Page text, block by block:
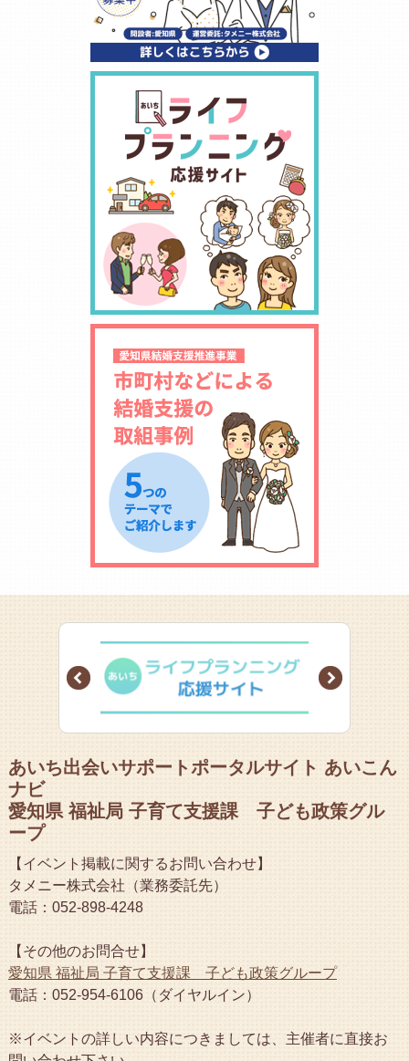
Prev Next
あいち出会いサポートポータルサイト あいこん
ナビ
愛知県 福祉局 子育て支援課 子ども政策グル
ープ
【イベント掲載に関するお問い合わせ】
タメニー株式会社（業務委託先）
電話：052-898-4248
【その他のお問合せ】
愛知県 福祉局 子育て支援課 子ども政策グループ
電話：052-954-6106（ダイヤルイン）
※イベントの詳しい内容につきましては、主催者に直接お